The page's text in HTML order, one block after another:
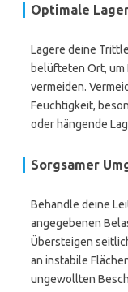
Optimale
Lagere deine
belüfteten Ort, um
vermeiden.
Feuchtigkeit,
oder hängende
Sorgsamer
Behandle deine
angegebenen
Übersteigen
an instabile
ungewollten